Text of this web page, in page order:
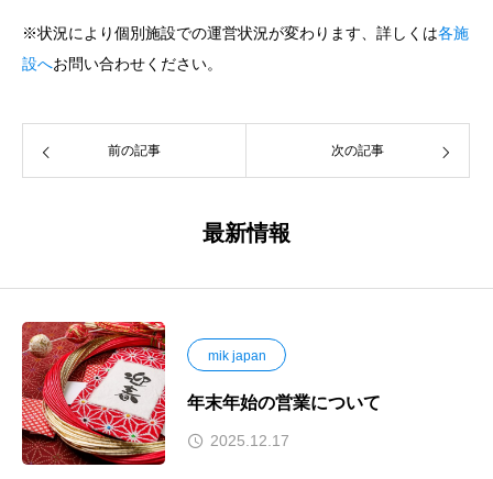
※状況により個別施設での運営状況が変わります、詳しくは各施
設へお問い合わせください。
前の記事 次の記事
最新情報
mik japan
年末年始の営業について
2025.12.17